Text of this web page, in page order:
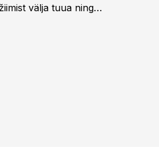
välja tuua ning